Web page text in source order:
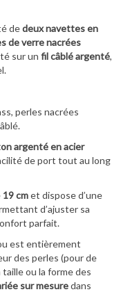
dedeux navettes en
de verre nacrées
sur un fil câblé argenté,
perles nacrées
argenté en acier
de port tout au long
19 cmet dispose d’une
d’ajuster sa
parfait.
est entièrement
des perles (pour de
ou la forme des
sur mesuredans